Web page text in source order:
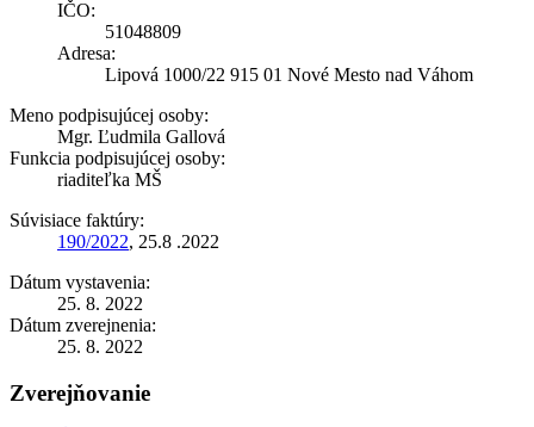
IČO:
51048809
Adresa:
Lipová 1000/22 915 01 Nové Mesto nad Váhom
Meno podpisujúcej osoby:
Mgr. Ľudmila Gallová
Funkcia podpisujúcej osoby:
riaditeľka MŠ
Súvisiace faktúry:
190/2022, 25.8 .2022
Dátum vystavenia:
25. 8. 2022
Dátum zverejnenia:
25. 8. 2022
Zverejňovanie